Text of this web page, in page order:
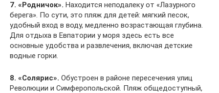
7. «Родничок». Находится неподалеку от «Лазурного
берега». По сути, это пляж для детей: мягкий песок,
удобный вход в воду, медленно возрастающая глубина.
Для отдыха в Евпатории у моря здесь есть все
основные удобства и развлечения, включая детские
водные горки.
8. «Солярис». Обустроен в районе пересечения улиц
Революции и Симферопольской. Пляж общедоступный,